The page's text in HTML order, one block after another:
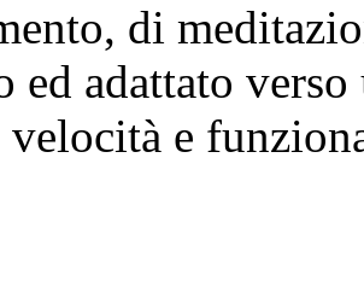
di
ed adattato
e